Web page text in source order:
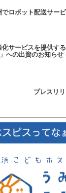
ロボット配送サー
サービスを提供す
への出資のお知らせ
プレスリ